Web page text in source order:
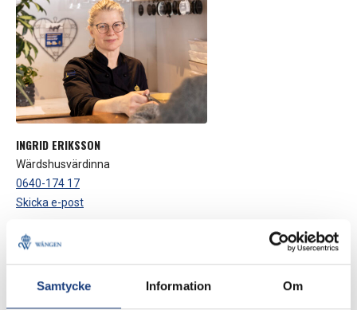
Samtycke Information Om
INGRID ERIKSSON
Wärdshusvärdinna
0640-174 17
Skicka e-post